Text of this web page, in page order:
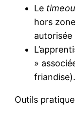
Le
hors
autorisée
»
friandise).
Outils